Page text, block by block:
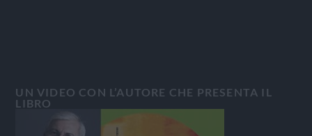
UN VIDEO CON L’AUTORE CHE PRESENTA IL
LIBRO